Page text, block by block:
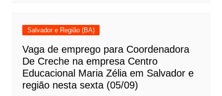
Salvador e Região (BA)
Vaga de emprego para Coordenadora
De Creche na empresa Centro
Educacional Maria Zélia em Salvador e
região nesta sexta (05/09)